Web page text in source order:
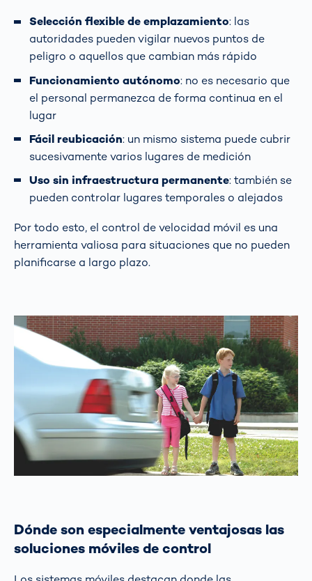
Selección flexible de emplazamiento: las
autoridades pueden vigilar nuevos puntos de
peligro o aquellos que cambian más rápido
Funcionamiento autónomo: no es necesario que
el personal permanezca de forma continua en el
lugar
Fácil reubicación: un mismo sistema puede cubrir
sucesivamente varios lugares de medición
Uso sin infraestructura permanente: también se
pueden controlar lugares temporales o alejados
Por todo esto, el control de velocidad móvil es una
herramienta valiosa para situaciones que no pueden
planificarse a largo plazo.
Dónde son especialmente ventajosas las
soluciones móviles de control